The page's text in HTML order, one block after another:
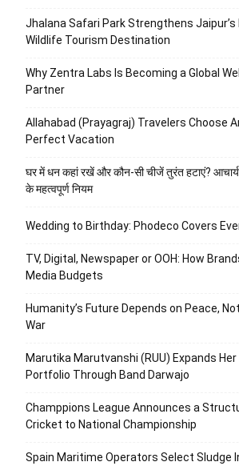
Jhalana Safari Park Strengthens
Wildlife Tourism Destination
Why Zentra Labs Is Becoming a Global
Partner
Allahabad (Prayagraj) Travelers Choose
Perfect Vacation
घर में धन कहां रखें और कौन-सी चीजें तुरंत हटाएं? आचार्य
के महत्वपूर्ण नियम
Wedding to Birthday: Phodeco Covers
TV, Digital, Newspaper or OOH: How
Media Budgets
Humanity’s Future Depends on Peace,
War
Marutika Marutvanshi (RUU) Expands
Portfolio Through Band Darwajo
Champpions League Announces a
Cricket to National Championship
Spain Maritime Operators Select Sludge